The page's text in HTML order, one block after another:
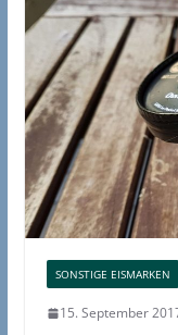
SONSTIGE EISMARKEN
15. September